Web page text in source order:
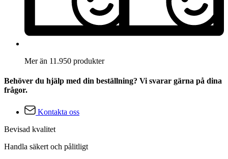
Mer än 11.950 produkter
Behöver du hjälp med din beställning? Vi svarar gärna på dina
frågor.
Kontakta oss
Bevisad kvalitet
Handla säkert och pålitligt